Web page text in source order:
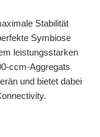
Stabilität
Symbiose
leistungsstarken
ccm-Aggregats
und bietet dabei